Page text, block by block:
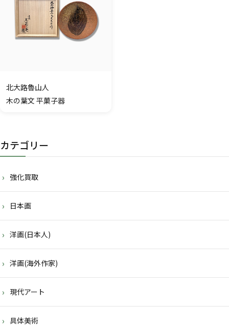
北大路魯山人
木の葉文 平菓子器
カテゴリー
強化買取
日本画
洋画(日本人)
洋画(海外作家)
現代アート
具体美術